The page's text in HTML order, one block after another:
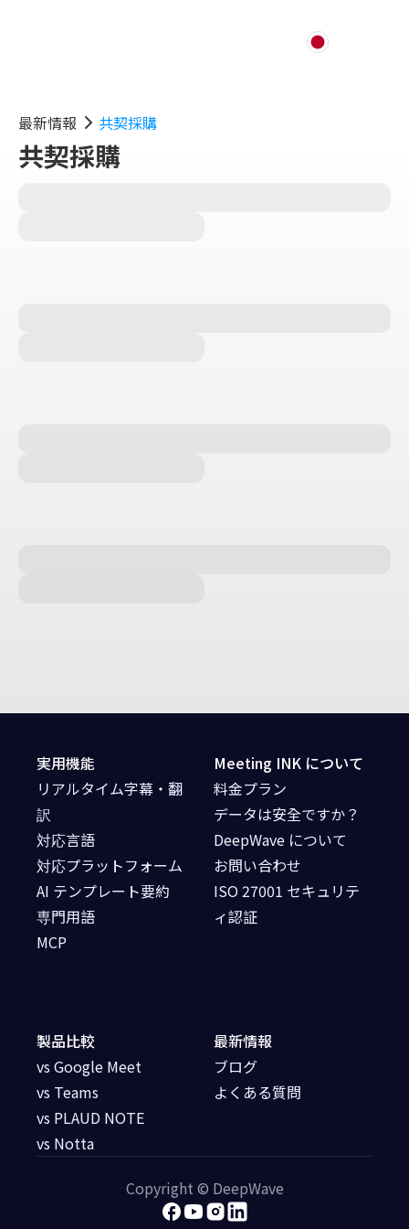
最新情報 共契採購
共契採購
実用機能
リアルタイム字幕・翻
訳
対応言語
対応プラットフォーム
AI テンプレート要約
専門用語
MCP
最新情報
ブログ
よくある質問
製品比較
vs Google Meet
vs Teams
vs PLAUD NOTE
vs Notta
Meeting INK について
料金プラン
データは安全ですか？
DeepWave について
お問い合わせ
ISO 27001 セキュリテ
ィ認証
Copyright © DeepWave